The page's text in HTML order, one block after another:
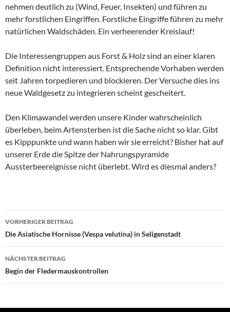
nehmen deutlich zu (Wind, Feuer, Insekten) und führen zu
mehr forstlichen Eingriffen. Forstliche Eingriffe führen zu mehr
natürlichen Waldschäden. Ein verheerender Kreislauf!
Die Interessengruppen aus Forst & Holz sind an einer klaren
Definition nicht interessiert. Entsprechende Vorhaben werden
seit Jahren torpedieren und blockieren. Der Versuche dies ins
neue Waldgesetz zu integrieren scheint gescheitert.
Den Klimawandel werden unsere Kinder wahrscheinlich
überleben, beim Artensterben ist die Sache nicht so klar. Gibt
es Kipppunkte und wann haben wir sie erreicht? Bisher hat auf
unserer Erde die Spitze der Nahrungspyramide
Aussterbeereignisse nicht überlebt. Wird es diesmal anders?
Beitrags-
Navigation
VORHERIGER BEITRAG
Die Asiatische Hornisse (Vespa velutina) in Seligenstadt
NÄCHSTER BEITRAG
Begin der Fledermauskontrollen